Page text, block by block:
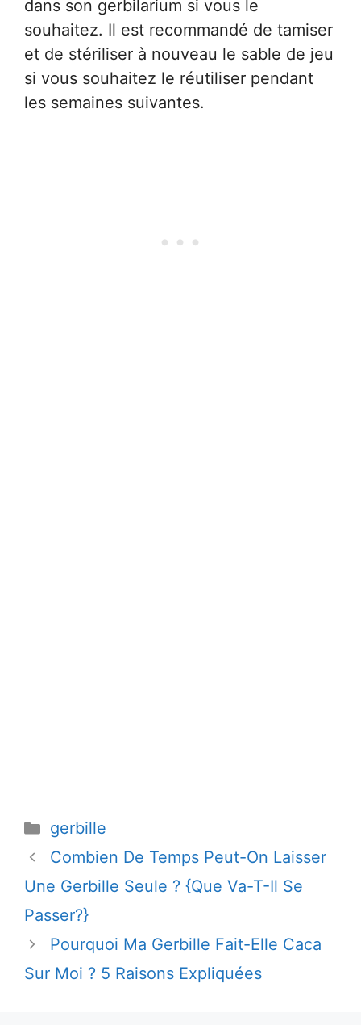
dans son gerbilarium si vous le
souhaitez. Il est recommandé de tamiser
et de stériliser à nouveau le sable de jeu
si vous souhaitez le réutiliser pendant
les semaines suivantes.
Catégories
gerbille
Combien De Temps Peut-On Laisser
Une Gerbille Seule ? {Que Va-T-Il Se
Passer?}
Pourquoi Ma Gerbille Fait-Elle Caca
Sur Moi ? 5 Raisons Expliquées